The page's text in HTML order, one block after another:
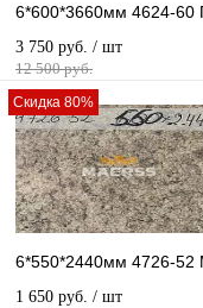
6*600*3660мм 4624-60
3 750 руб. / шт
12 500 руб.
Скидка 80%
6*550*2440мм 4726-52
1 650 руб. / шт